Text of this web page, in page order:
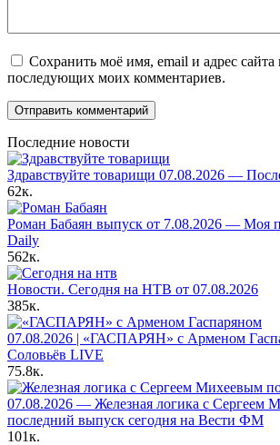
Сохранить моё имя, email и адрес сайта
последующих моих комментариев.
Последние новости
Здравствуйте товарищи 07.08.2026 —
62к.
Роман Бабаян выпуск от 7.08.2026 — Моя
Daily
562к.
Новости. Сегодня на НТВ от 07.08.2026
385к.
07.08.2026 | «ГАСПАРЯН» с Арменом
Соловьёв LIVE
75.8к.
07.08.2026 — Железная логика с Сергеем
последний выпуск сегодня на Вести ФМ
101к.